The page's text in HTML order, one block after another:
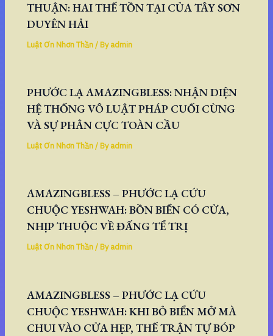
THUẬN: HAI THẾ TỒN TẠI CỦA TÂY SƠN
DUYÊN HẢI
Luật Ơn Nhơn Thần/ Byadmin
PHƯỚC LẠ AMAZINGBLESS: NHẬN DIỆN
HỆ THỐNG VÔ LUẬT PHÁP CUỐI CÙNG
VÀ SỰ PHÂN CỰC TOÀN CẦU
Luật Ơn Nhơn Thần/ Byadmin
AMAZINGBLESS – PHƯỚC LẠ CỨU
CHUỘC YESHWAH: BỒN BIỂN CÓ CỬA,
NHỊP THUỘC VỀ ĐẤNG TỂ TRỊ
Luật Ơn Nhơn Thần/ Byadmin
AMAZINGBLESS – PHƯỚC LẠ CỨU
CHUỘC YESHWAH: KHI BỎ BIỂN MỞ MÀ
CHUI VÀO CỬA HẸP, THẾ TRẬN TỰ BÓP